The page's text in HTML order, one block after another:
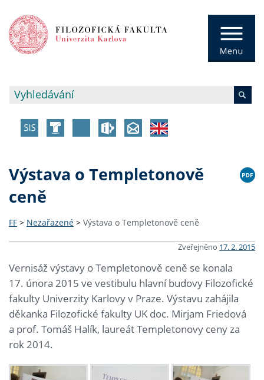
Výstava o Templetonově
ceně
FF > Nezařazené > Výstava o Templetonově ceně
Zveřejněno 17. 2. 2015
Vernisáž výstavy o Templetonově ceně se konala
17. února 2015 ve vestibulu hlavní budovy Filozofické
fakulty Univerzity Karlovy v Praze. Výstavu zahájila
děkanka Filozofické fakulty UK doc. Mirjam Friedová
a prof. Tomáš Halík, laureát Templetonovy ceny za
rok 2014.